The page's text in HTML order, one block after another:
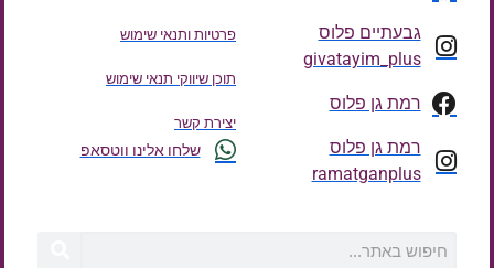
גבעתיים פלוס
givatayim_plus
רמת גן פלוס
רמת גן פלוס
ramatganplus
פרטיות ותנאי שימוש
תוכן שיווקי תנאי שימוש
יצירת קשר
שלחו אלינו ווטסאפ